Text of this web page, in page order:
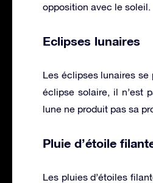
opposition avec le soleil.
Eclipses lunaires
Les éclipses lunaires se
éclipse solaire, il n’est
lune ne produit pas sa
Pluie d’étoile
Les pluies d’étoiles